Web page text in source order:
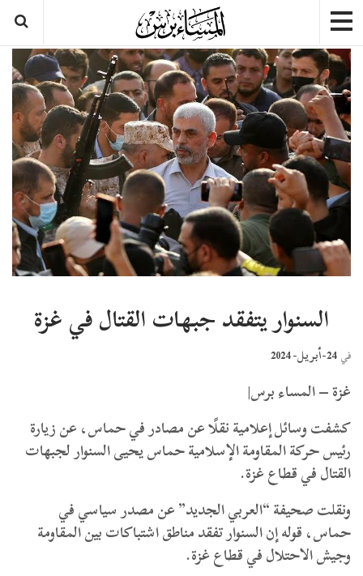
السنوار يتفقد جبهات القتال في غزة
في 24-أبريل- 2024
غزة – المساء برس|
كشفت وسائل إعلامية نقلًا عن مصادر في حماس، عن زيارة
رئيس حركة المقاومة الإسلامية حماس يحيى السنوار لجبهات
القتال في قطاع غزة.
ونقلت صحيفة “العربي الجديد” عن مصدر سياسي في
حماس، قوله إن السنوار تفقد مناطق اشتباكات بين المقاومة
وجيش الاحتلال في قطاع غزة.